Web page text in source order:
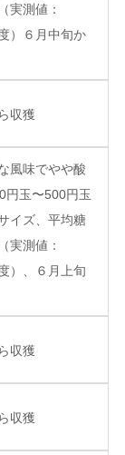
実測値：
）６月中旬か
収獲
風味でやや酸
円玉〜500円玉
イズ、平均糖
実測値：
）、６月上旬
収獲
収獲